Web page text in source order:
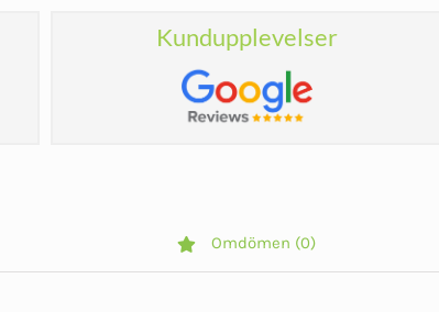
Kundupplevelser
Omdömen (0)